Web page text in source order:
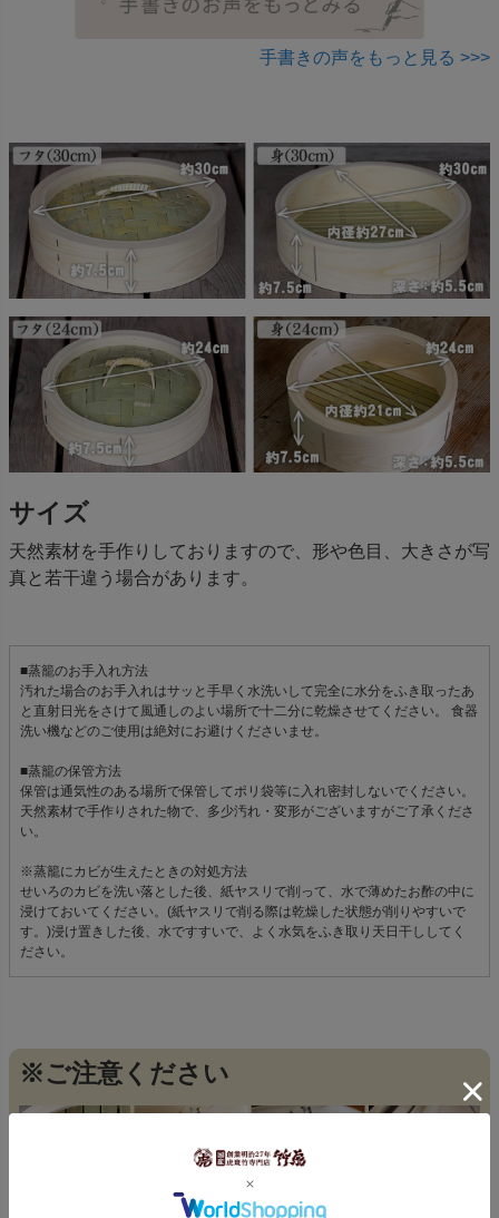
手書きの声をもっと見る >>>
サイズ
天然素材を手作りしておりますので、形や色目、大きさが写
真と若干違う場合があります。
■蒸籠のお手入れ方法
汚れた場合のお手入れはサッと手早く水洗いして完全に水分をふき取ったあ
と直射日光をさけて風通しのよい場所で十二分に乾燥させてください。 食器
洗い機などのご使用は絶対にお避けくださいませ。
■蒸籠の保管方法
保管は通気性のある場所で保管してポリ袋等に入れ密封しないでください。
天然素材で手作りされた物で、多少汚れ・変形がございますがご了承くださ
い。
※蒸籠にカビが生えたときの対処方法
せいろのカビを洗い落とした後、紙ヤスリで削って、水で薄めたお酢の中に
浸けておいてください。(紙ヤスリで削る際は乾燥した状態が削りやすいで
す。)浸け置きした後、水ですすいで、よく水気をふき取り天日干ししてく
ださい。
※ご注意ください